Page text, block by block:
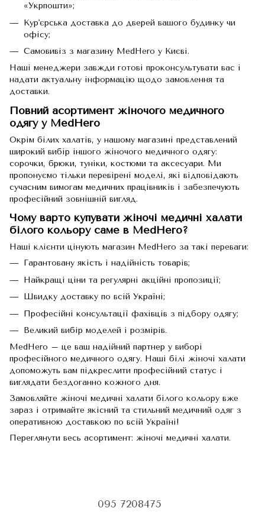
«Укрпошти»;
Кур'єрська доставка до дверей вашого будинку чи
офісу;
Самовивіз з магазину MedHero у Києві.
Наші менеджери завжди готові проконсультувати вас і
надати актуальну інформацію щодо замовлення та
доставки.
Повний асортимент жіночого медичного
одягу у MedHero
Окрім білих халатів, у нашому магазині представлений
широкий вибір іншого жіночого медичного одягу:
сорочки, брюки, туніки, костюми та аксесуари. Ми
пропонуємо тільки перевірені моделі, які відповідають
сучасним вимогам медичних працівників і забезпечують
професійний зовнішній вигляд.
Чому варто купувати жіночі медичні халати
білого кольору саме в MedHero?
Наші клієнти цінують магазин MedHero за такі переваги:
Гарантовану якість і надійність товарів;
Найкращі ціни та регулярні акційні пропозиції;
Швидку доставку по всій Україні;
Професійні консультації фахівців з підбору одягу;
Великий вибір моделей і розмірів.
MedHero – це ваш надійний партнер у виборі
професійного медичного одягу. Наші білі жіночі халати
допоможуть вам підкреслити професійний статус і
виглядати бездоганно кожного дня.
Замовляйте жіночі медичні халати білого кольору вже
зараз і отримайте якісний та стильний медичний одяг з
оперативною доставкою по всій Україні!
Переглянути весь асортимент: жіночі медичні халати.
095 7208475